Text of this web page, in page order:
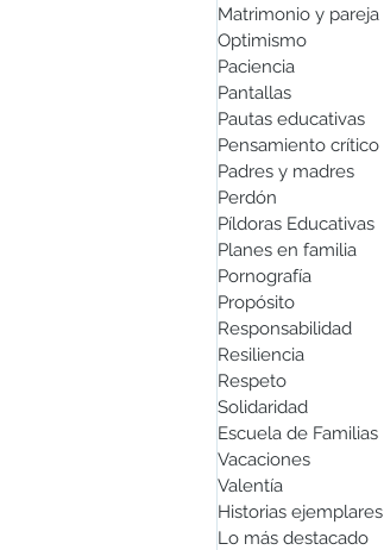
Matrimonio y pareja
Optimismo
Paciencia
Pantallas
Pautas educativas
Pensamiento crítico
Padres y madres
Perdón
Píldoras Educativas
Planes en familia
Pornografía
Propósito
Responsabilidad
Resiliencia
Respeto
Solidaridad
Escuela de Familias
Vacaciones
Valentía
Historias ejemplares
Lo más destacado